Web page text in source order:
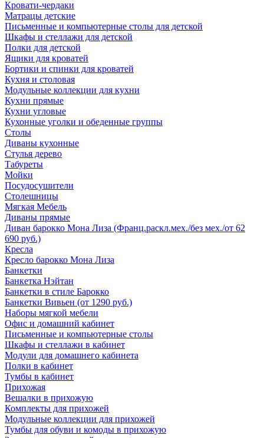
Кровати-чердаки
Матрацы детские
Письменные и компьютерные столы для детской
Шкафы и стеллажи для детской
Полки для детской
Ящики для кроватей
Бортики и спинки для кроватей
Кухня и столовая
Модульные коллекции для кухни
Кухни прямые
Кухни угловые
Кухонные уголки и обеденные группы
Столы
Диваны кухонные
Стулья дерево
Табуреты
Мойки
Посудосушители
Столешницы
Мягкая Мебель
Диваны прямые
Диван барокко Мона Лиза (Франц.раскл.мех./без мех./от 62
690 руб.)
Кресла
Кресло барокко Мона Лиза
Банкетки
Банкетка Нэйтан
Банкетки в стиле Барокко
Банкетки Вивьен (от 1290 руб.)
Наборы мягкой мебели
Офис и домашний кабинет
Письменные и компьютерные столы
Шкафы и стеллажи в кабинет
Модули для домашнего кабинета
Полки в кабинет
Тумбы в кабинет
Прихожая
Вешалки в прихожую
Комплекты для прихожей
Модульные коллекции для прихожей
Тумбы для обуви и комоды в прихожую